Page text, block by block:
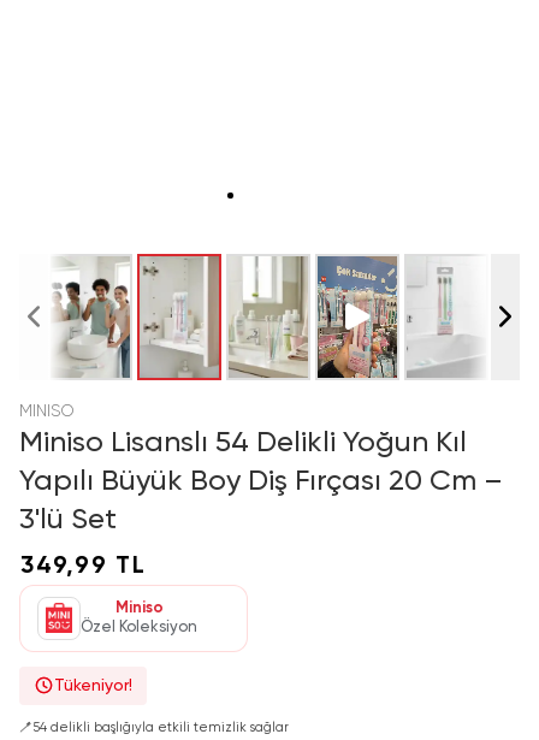
MINISO
Miniso Lisanslı 54 Delikli Yoğun Kıl
Yapılı Büyük Boy Diş Fırçası 20 Cm –
3'lü Set
349,99 TL
Miniso
Özel Koleksiyon
Tükeniyor!
🪥54 delikli başlığıyla etkili temizlik sağlar